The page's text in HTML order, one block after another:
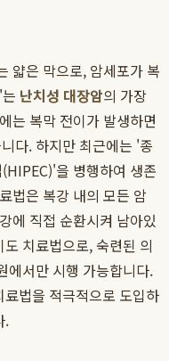
얇은 막으로, 암세포가 복
난치성 대장암의 가장
는 복막 전이가 발생하면
다. 하지만 최근에는 '종
을 병행하여 생존
법은 복강 내의 모든 암
에 직접 순환시켜 남아있
치료법으로, 숙련된 의
에서만 시행 가능합니다.
료법을 적극적으로 도입하
.